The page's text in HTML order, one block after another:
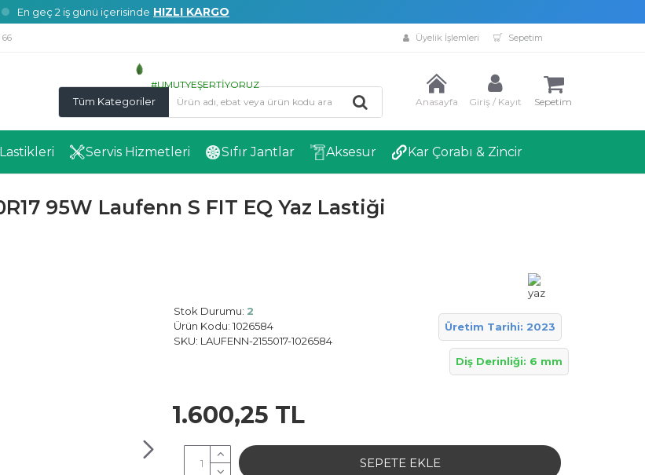
En geç 2 iş günü içerisinde HIZLI KARGO
#UMUTYEŞERTİYORUZ
66 Üyelik İşlemleri Sepetim
Tüm Kategoriler Anasayfa Giriş / Kayıt Sepetim
Servis Hizmetleri Sıfır Jantlar Aksesur Kar Çorabı & Zincir
95W Laufenn S FIT EQ Yaz Lastiği
Stok Durumu: 2
Ürün Kodu: 1026584
SKU: LAUFENN-2155017-1026584
1.600,25 TL
SEPETE EKLE
Üretim Tarihi: 2023
Diş Derinliği: 6 mm